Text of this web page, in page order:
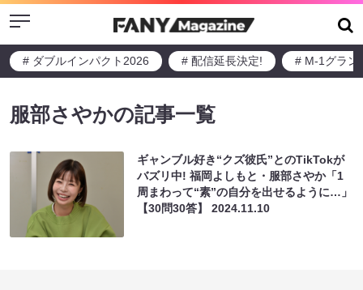
Menu
# ダブルインパクト2026 # 配信延長決定! # M-1グラン
服部さやかの記事一覧
ギャンブル好き“クズ彼氏”とのTikTokが
バズリ中! 福岡よしもと・服部さやか「1
周まわって“素”の自分を出せるように…」
【30問30答】2024.11.10